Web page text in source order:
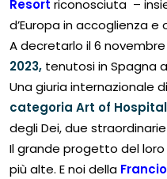
Resort riconosciuta –
d’Europa in accoglienza e
A decretarlo il 6
2023, tenutosi in Spagna
Una giuria internazionale
categoria Art of
degli Dei, due
Il grande progetto del
più alte. E noi della